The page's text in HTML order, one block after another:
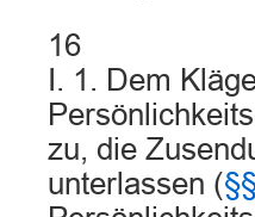
16
I. 1. Dem
zu, die
unterlassen (